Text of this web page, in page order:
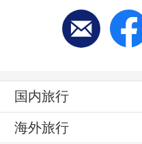
国内旅行
海外旅行